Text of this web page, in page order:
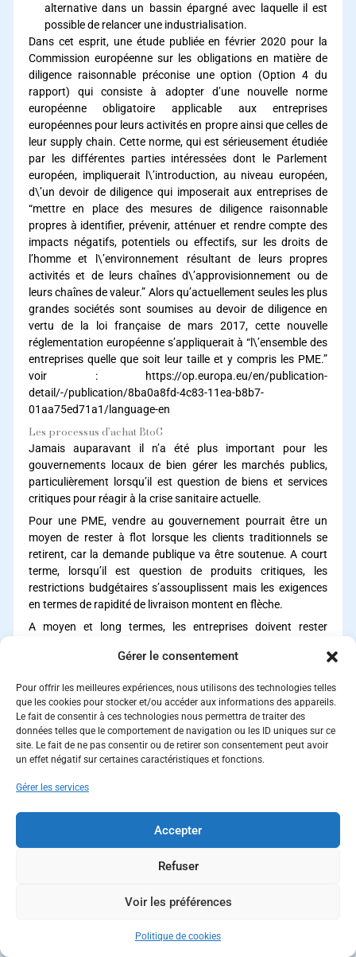
Gérer le consentement
Pour offrir les meilleures expériences, nous utilisons des technologies telles
que les cookies pour stocker et/ou accéder aux informations des appareils.
Le fait de consentir à ces technologies nous permettra de traiter des
données telles que le comportement de navigation ou les ID uniques sur ce
site. Le fait de ne pas consentir ou de retirer son consentement peut avoir
un effet négatif sur certaines caractéristiques et fonctions.
Gérer les services
Accepter
Refuser
Voir les préférences
Politique de cookies
alternative dans un bassin épargné avec laquelle il est
possible de relancer une industrialisation.
Dans cet esprit, une étude publiée en février 2020 pour la
Commission européenne sur les obligations en matière de
diligence raisonnable préconise une option (Option 4 du
rapport) qui consiste à adopter d’une nouvelle norme
européenne obligatoire applicable aux entreprises
européennes pour leurs activités en propre ainsi que celles de
leur supply chain. Cette norme, qui est sérieusement étudiée
par les différentes parties intéressées dont le Parlement
européen, impliquerait l\’introduction, au niveau européen,
d\’un devoir de diligence qui imposerait aux entreprises de
“mettre en place des mesures de diligence raisonnable
propres à identifier, prévenir, atténuer et rendre compte des
impacts négatifs, potentiels ou effectifs, sur les droits de
l’homme et l\’environnement résultant de leurs propres
activités et de leurs chaînes d\’approvisionnement ou de
leurs chaînes de valeur.” Alors qu’actuellement seules les plus
grandes sociétés sont soumises au devoir de diligence en
vertu de la loi française de mars 2017, cette nouvelle
réglementation européenne s’appliquerait à “l\’ensemble des
entreprises quelle que soit leur taille et y compris les PME.”
voir :
https://op.europa.eu/en/publication-
detail/-/publication/8ba0a8fd-4c83-11ea-b8b7-
01aa75ed71a1/language-en
Les processus d’achat BtoG
Jamais auparavant il n’a été plus important pour les
gouvernements locaux de bien gérer les marchés publics,
particulièrement lorsqu’il est question de biens et services
critiques pour réagir à la crise sanitaire actuelle.
Pour une PME, vendre au gouvernement pourrait être un
moyen de rester à flot lorsque les clients traditionnels se
retirent, car la demande publique va être soutenue. A court
terme, lorsqu’il est question de produits critiques, les
restrictions budgétaires s’assouplissent mais les exigences
en termes de rapidité de livraison montent en flèche.
A moyen et long termes, les entreprises doivent rester
secteur public qui cherchera à répondre aux nouveaux défis
venir. Par exemple :
Les gouvernements sentiront, encore pour quelques
temps, une pression pour continuer à soutenir le secteur
privé et relancer l’économie.
La nature des fournitures et services achetés est
susceptible de changer. Les budgets pourraient être
croient qu’en revanche, les modalités de paiement (voir de
crédit) pourraient s’améliorer.
Les gouvernements devraient faire monter davantage
d’informations vers leurs fournisseurs concernant leurs
fournitures ou services critiques (urgents, stratégiques).
avec les fournisseurs afin d’accélérer les cycles et réduire